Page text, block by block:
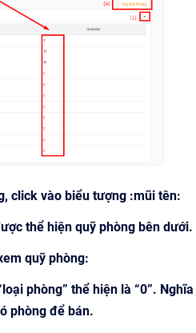
click vào biểu tượng :mũi tên:
thể hiện quỹ phòng bên dưới.
quỹ phòng:
phòng” thể hiện là “0”. Nghĩa
phòng để bán.